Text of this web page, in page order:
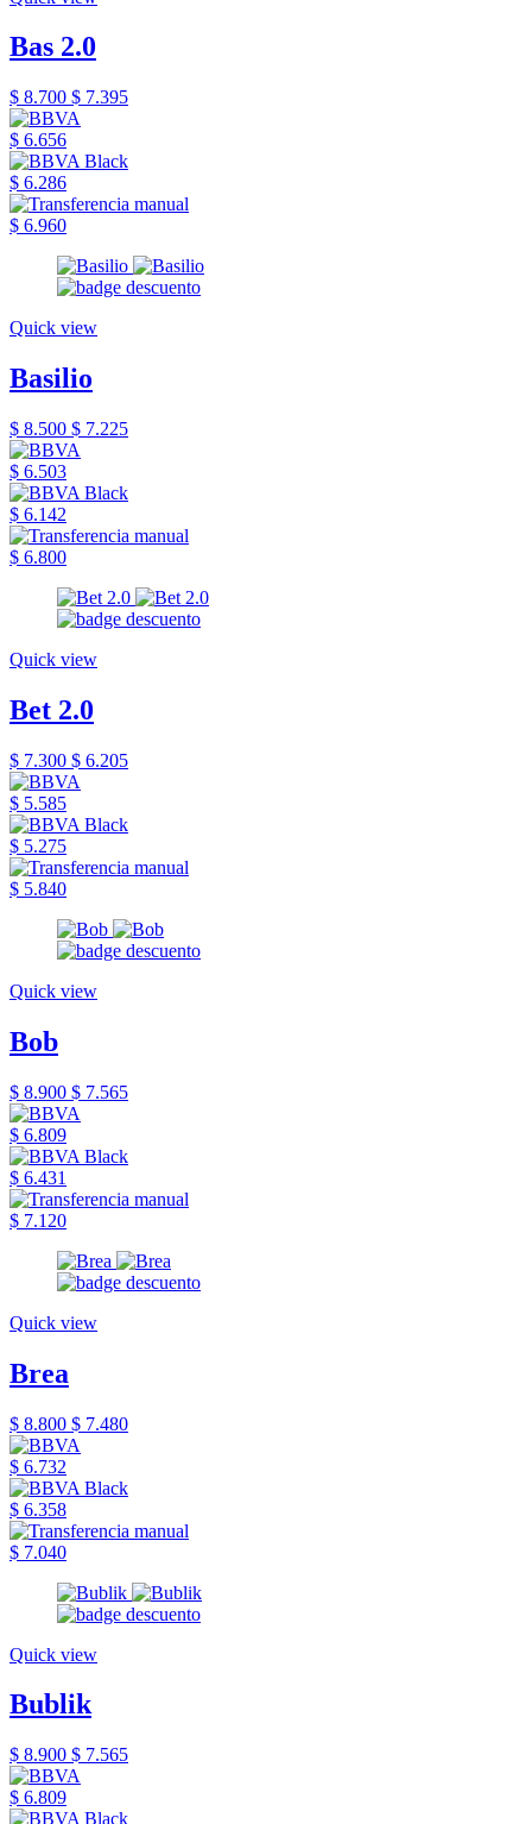
Bas 2.0
$ 8.700 $ 7.395
$ 6.656
$ 6.286
$ 6.960
Quick view
Basilio
$ 8.500 $ 7.225
$ 6.503
$ 6.142
$ 6.800
Quick view
Bet 2.0
$ 7.300 $ 6.205
$ 5.585
$ 5.275
$ 5.840
Quick view
Bob
$ 8.900 $ 7.565
$ 6.809
$ 6.431
$ 7.120
Quick view
Brea
$ 8.800 $ 7.480
$ 6.732
$ 6.358
$ 7.040
Quick view
Bublik
$ 8.900 $ 7.565
$ 6.809